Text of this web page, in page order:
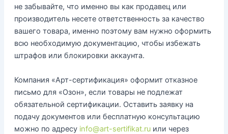
не забывайте, что именно вы как продавец или
производитель несете ответственность за качество
вашего товара, именно поэтому вам нужно оформить
всю необходимую документацию, чтобы избежать
штрафов или блокировки аккаунта.
Компания «Арт-сертификация» оформит отказное
письмо для «Озон», если товары не подлежат
обязательной сертификации. Оставить заявку на
подачу документов или бесплатную консультацию
можно по адресу info@art-sertifikat.ruили через